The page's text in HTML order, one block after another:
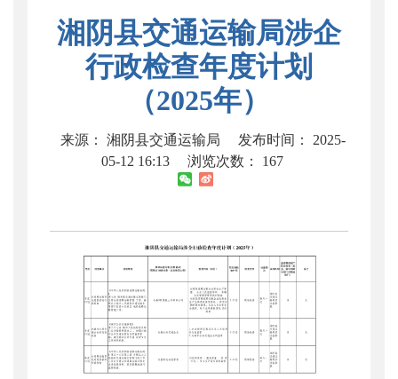
湘阴县交通运输局涉企
行政检查年度计划
（2025年）
来源： 湘阴县交通运输局
发布时间： 2025-
05-12 16:13
浏览次数： 167